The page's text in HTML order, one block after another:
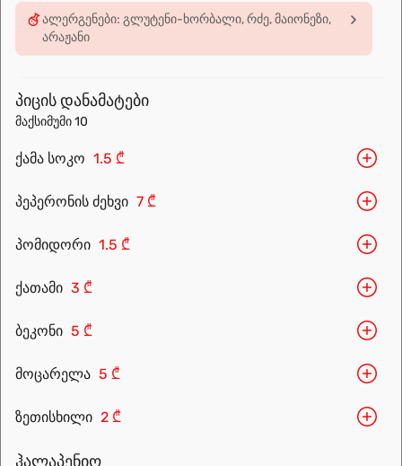
Sushi24.ge since 2018. Rolls, pizza, and wok are waiting to be
prepared for you. Choose the nearest location and explore the
ალერგენები: გლუტენი-ხორბალი, რძე, მაიონეზი,
არაჟანი
პიცის დანამატები
მაქსიმუმი 10
ქამა სოკო 1.5 ₾
პეპერონის ძეხვი 7 ₾
პომიდორი 1.5 ₾
ქათამი 3 ₾
ბეკონი 5 ₾
მოცარელა 5 ₾
ზეთისხილი 2 ₾
ჰალაპენიო